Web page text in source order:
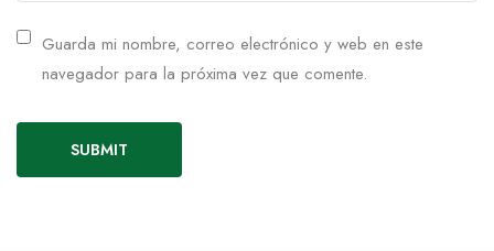
Guarda mi nombre, correo electrónico y web en este
navegador para la próxima vez que comente.